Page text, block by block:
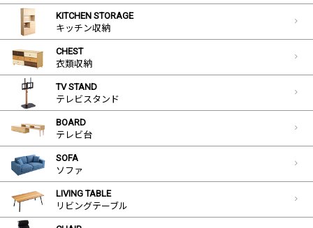
KITCHEN STORAGE
キッチン収納
CHEST
衣類収納
TV STAND
テレビスタンド
BOARD
テレビ台
SOFA
ソファ
LIVING TABLE
リビングテーブル